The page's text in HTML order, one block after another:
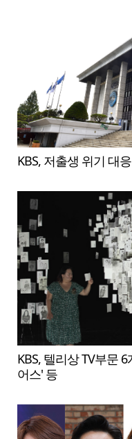
KBS, 저출생 위기 대
KBS, 텔리상 TV부문
어스' 등